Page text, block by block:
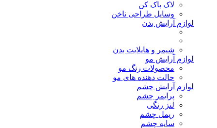
لاک پاک کن
وسایل طراحی ناخن
لوازم آرایش بدن
شیمر و هایلایت بدن
لوازم آرایش مو
محصولات رنگ مو
حالت دهنده های مو
لوازم آرایش چشم
پرایمر چشم
لنز رنگی
ریمل چشم
سایه چشم